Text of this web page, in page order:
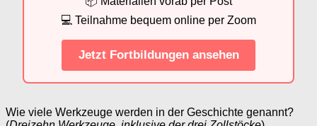
💻 Teilnahme bequem online per Zoom
Jetzt Fortbildungen ansehen
Wie viele Werkzeuge werden in der Geschichte genannt?